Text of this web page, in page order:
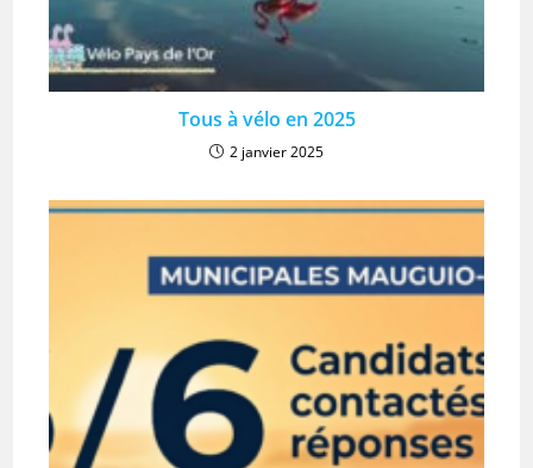
Tous à vélo en 2025
2 janvier 2025